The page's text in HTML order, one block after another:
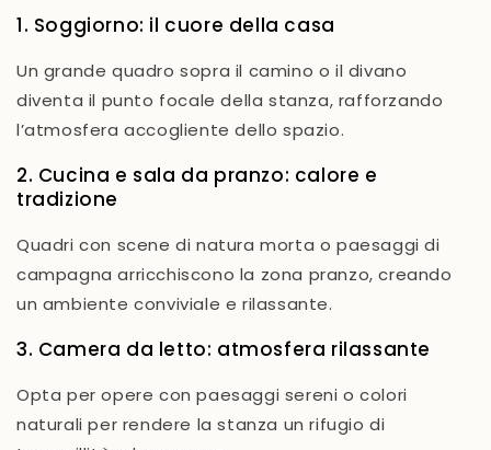
1. Soggiorno: il cuore della casa
Un grande quadro sopra il camino o il divano
diventa il punto focale della stanza, rafforzando
l’atmosfera accogliente dello spazio.
2. Cucina e sala da pranzo: calore e
tradizione
Quadri con scene di natura morta o paesaggi di
campagna arricchiscono la zona pranzo, creando
un ambiente conviviale e rilassante.
3. Camera da letto: atmosfera rilassante
Opta per opere con paesaggi sereni o colori
naturali per rendere la stanza un rifugio di